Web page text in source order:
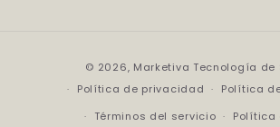
o
© 2026, Marketiva Tecnología de
Política de privacidad
Política
Términos del servicio
Política